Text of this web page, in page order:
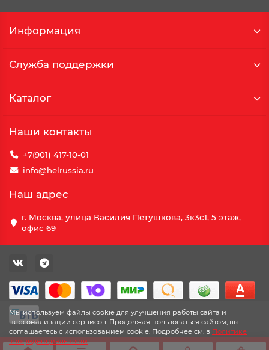
Мы используем файлы cookie для улучшения работы сайта и
персонализации сервисов. Продолжая пользоваться сайтом, вы
соглашаетесь с использованием cookie. Подробнее см. в Политике
конфиденциальности.
Информация
Служба поддержки
Каталог
Наши контакты
+7(901) 417-10-01
info@helrussia.ru
Наш адрес
г. Москва, улица Василия Петушкова, 3к3c1, 5 этаж,
офис 69